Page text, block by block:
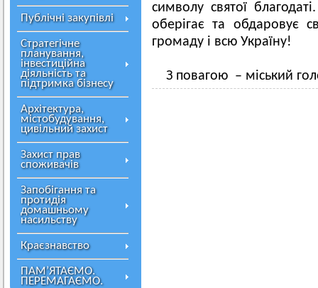
Публічні закупівлі
Стратегічне
планування,
інвестиційна
діяльність та
підтримка бізнесу
Архітектура,
містобудування,
цивільний захист
Захист прав
споживачів
Запобігання та
протидія
домашньому
насильству
Краєзнавство
ПАМ’ЯТАЄМО.
ПЕРЕМАГАЄМО.
символу святої
оберігає та обдаровує
громаду і всю Україну!
З повагою – міський